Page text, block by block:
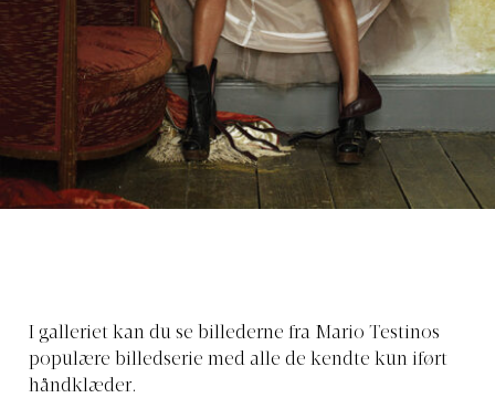
I galleriet kan du se billederne fra Mario Testinos
populære billedserie med alle de kendte kun iført
håndklæder.